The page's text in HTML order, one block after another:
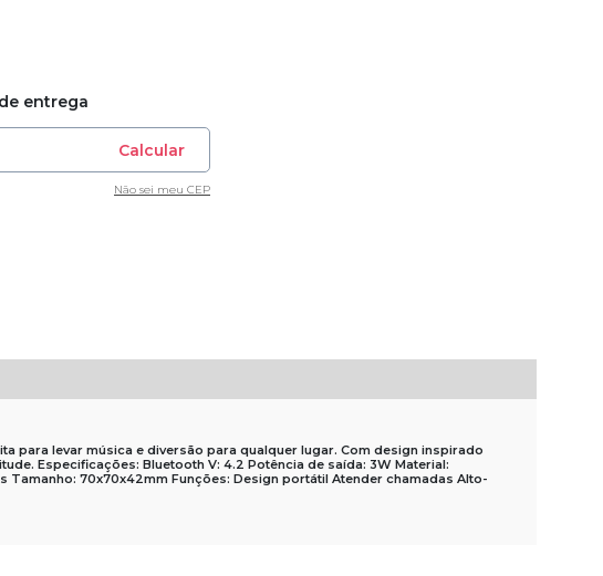
entrega
Calcular
Não sei meu CEP
para levar música e diversão para qualquer lugar. Com design inspirado
Especificações: Bluetooth V: 4.2 Potência de saída: 3W Material:
Tamanho: 70x70x42mm Funções: Design portátil Atender chamadas Alto-